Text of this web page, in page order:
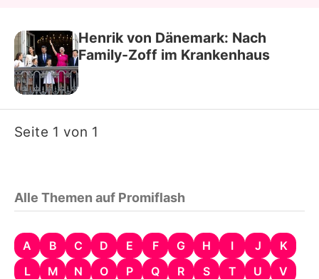
Henrik von Dänemark: Nach
Family-Zoff im Krankenhaus
Seite 1 von 1
Alle Themen auf Promiflash
A B C D E F G H I J
K
L
M N O P Q R S T U
V